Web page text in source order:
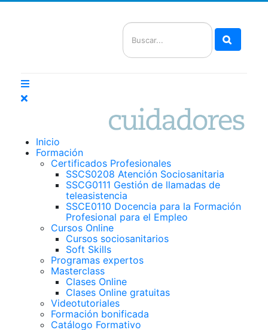
Inicio
Formación
Certificados Profesionales
SSCS0208 Atención Sociosanitaria
SSCG0111 Gestión de llamadas de
teleasistencia
SSCE0110 Docencia para la Formación
Profesional para el Empleo
Cursos Online
Cursos sociosanitarios
Soft Skills
Programas expertos
Masterclass
Clases Online
Clases Online gratuitas
Videotutoriales
Formación bonificada
Catálogo Formativo